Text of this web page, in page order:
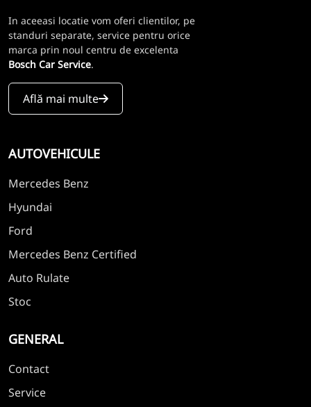
In aceeasi locatie vom oferi clientilor, pe
standuri separate, service pentru orice
marca prin noul centru de excelenta
Bosch Car Service.
Află mai multe
AUTOVEHICULE
Mercedes Benz
Hyundai
Ford
Mercedes Benz Certified
Auto Rulate
Stoc
GENERAL
Contact
Service